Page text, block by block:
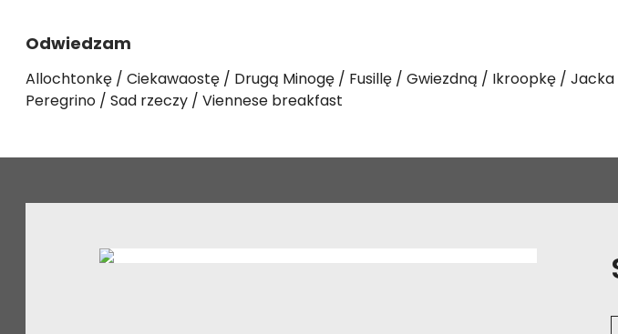
Odwiedzam
Allochtonkę Ciekawaostę Drugą Minogę Fusillę Gwiezdną Ikroopkę Jacka
Peregrino
Sad rzeczy Viennese breakfast